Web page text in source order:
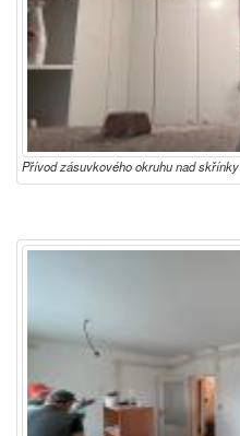
Přívod zásuvkového okruhu nad skřínky